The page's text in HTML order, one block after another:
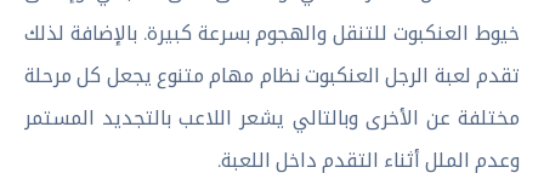
خيوط العنكبوت للتنقل والهجوم بسرعة كبيرة. بالإضافة لذلك
تقدم لعبة الرجل العنكبوت نظام مهام متنوع يجعل كل مرحلة
مختلفة عن الأخرى وبالتالي يشعر اللاعب بالتجديد المستمر
وعدم الملل أثناء التقدم داخل اللعبة.